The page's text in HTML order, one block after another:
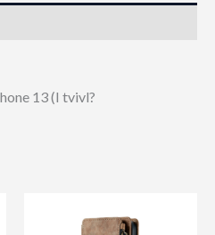
13 (I tvivl?